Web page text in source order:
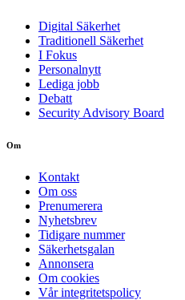
Digital Säkerhet
Traditionell Säkerhet
I Fokus
Personalnytt
Lediga jobb
Debatt
Security Advisory Board
Om
Kontakt
Om oss
Prenumerera
Nyhetsbrev
Tidigare nummer
Säkerhetsgalan
Annonsera
Om cookies
Vår integritetspolicy